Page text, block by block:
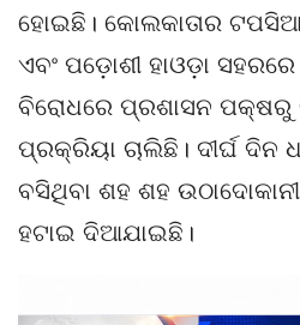
ହୋଇଛି। କୋଲକାତାର
ଏବଂ ପଡ଼ୋଶୀ ହାଓଡ଼ା
ବିରୋଧରେ ପ୍ରଶାସନ ପକ୍ଷରୁ
ପ୍ରକ୍ରିୟା ଚାଲିଛି। ଦୀର୍ଘ ଦିନ
ବସିଥିବା ଶହ ଶହ
ହଟାଇ ଦିଆଯାଇଛି।